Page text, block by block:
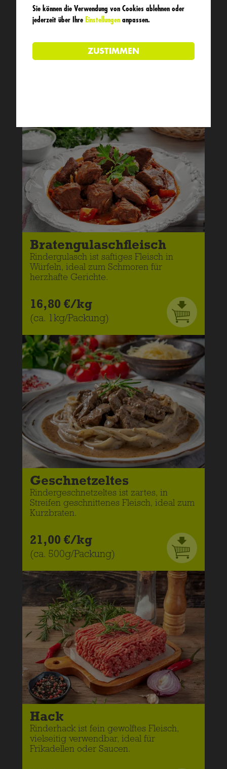
Suppenfleisch
Rindersuppenfleisch ist aromatisches
Brühen und Suppen.
Bratengulaschfleisch
Rindergulasch ist saftiges Fleisch in
Würfeln, ideal zum Schmoren für
herzhafte Gerichte.
16,80 €/kg
(ca. 1kg/Packung)
Geschnetzeltes
Rindergeschnetzeltes ist zartes, in
Streifen geschnittenes Fleisch, ideal zum
Kurzbraten.
21,00 €/kg
(ca. 500g/Packung)
Hack
Rinderhack ist fein gewolftes Fleisch,
vielseitig verwendbar, ideal für
Frikadellen oder Saucen.
Sie können die Verwendung von Cookies ablehnen oder
jederzeit über Ihre Einstellungen anpassen.